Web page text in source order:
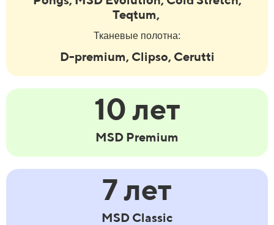
Teqtum,
Тканевые полотна:
D-premium, Clipso, Cerutti
10 лет
MSD Premium
7 лет
MSD Classic